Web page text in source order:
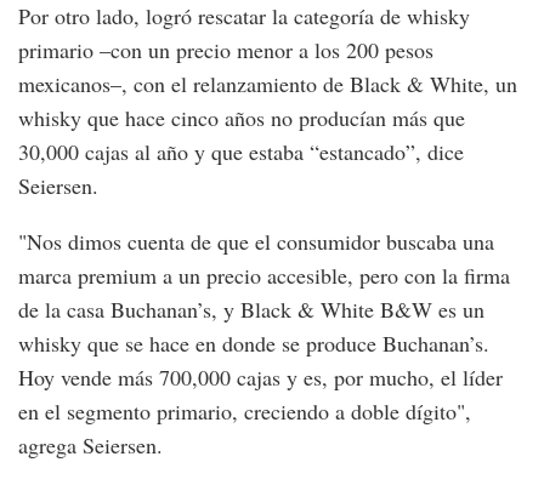
Por otro lado, logró rescatar la categoría de whisky
primario –con un precio menor a los 200 pesos
mexicanos–, con el relanzamiento de Black & White, un
whisky que hace cinco años no producían más que
30,000 cajas al año y que estaba “estancado”, dice
Seiersen.
"Nos dimos cuenta de que el consumidor buscaba una
marca premium a un precio accesible, pero con la firma
de la casa Buchanan’s, y Black & White B&W es un
whisky que se hace en donde se produce Buchanan’s.
Hoy vende más 700,000 cajas y es, por mucho, el líder
en el segmento primario, creciendo a doble dígito",
agrega Seiersen.